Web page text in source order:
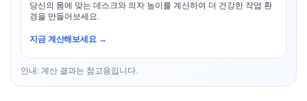
당신의 몸에 맞는 데스크와 의자 높이를 계산하여 더 건강한 작업 환
경을 만들어보세요.
지금 계산해보세요 →
안내: 계산 결과는 참고용입니다.